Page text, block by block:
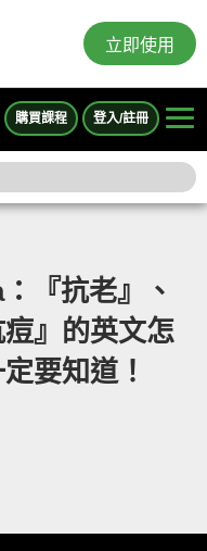
立即使用
購買課程 登入/註冊
『抗老』、
痘』的英文怎
要知道！